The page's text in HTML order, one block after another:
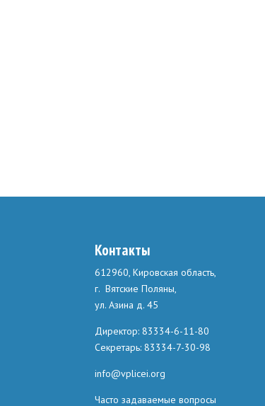
Контакты
612960, Кировская область,
г. Вятские Поляны,
ул. Азина д. 45
Директор: 83334-6-11-80
Секретарь: 83334-7-30-98
info@vplicei.org
Часто задаваемые вопросы